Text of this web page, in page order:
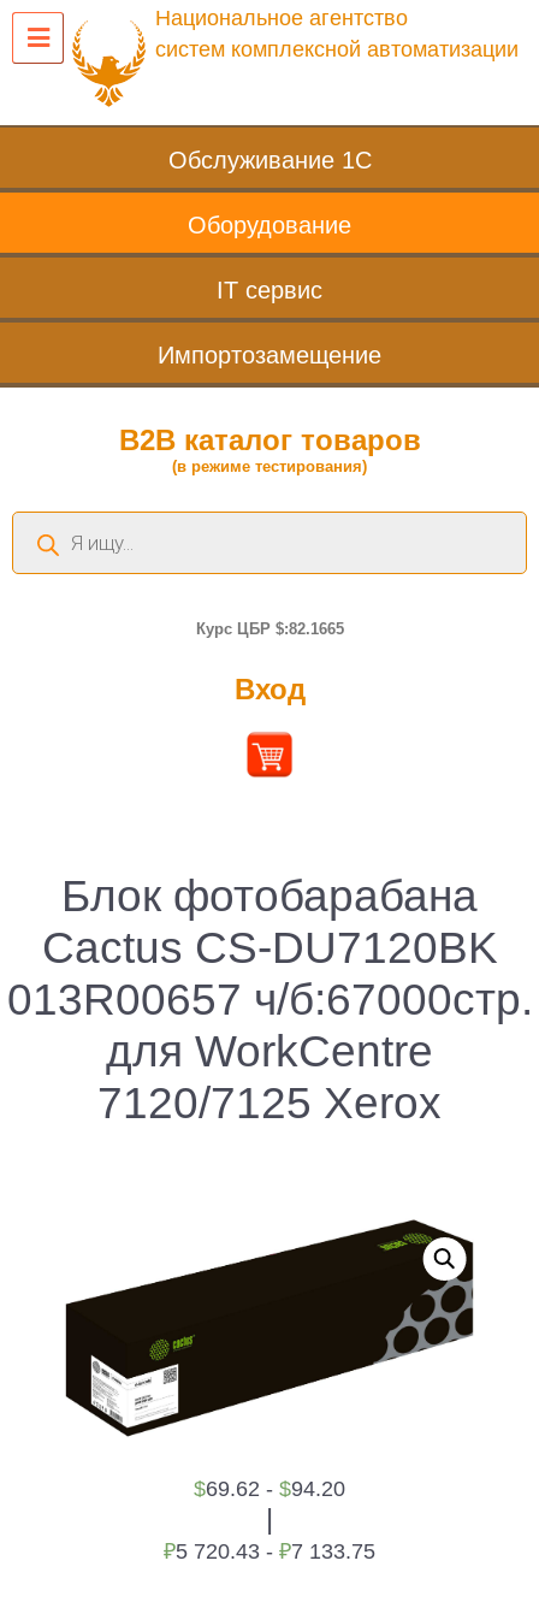
Национальное агентство
систем комплексной автоматизации
Обслуживание 1С
Оборудование
IT сервис
Импортозамещение
B2B каталог товаров
(в режиме тестирования)
Поиск
товаров
Курс ЦБР $:82.1665
Вход
Блок фотобарабана
Cactus CS-DU7120BK
013R00657 ч/б:67000стр.
для WorkCentre
7120/7125 Xerox
$69.62 - $94.20
|
₽5 720.43 - ₽7 133.75